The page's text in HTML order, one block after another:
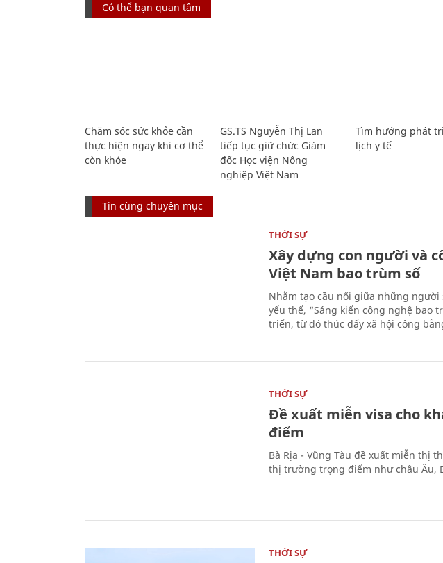
Có thể bạn quan tâm
Chăm sóc sức khỏe cần
thực hiện ngay khi cơ thể
còn khỏe
GS.TS Nguyễn Thị Lan
tiếp tục giữ chức Giám
đốc Học viện Nông
nghiệp Việt Nam
Tìm hướng phát
lịch y tế
Tin cùng chuyên mục
THỜI SỰ
Xây dựng con người và
Việt Nam bao trùm số
Nhằm tạo cầu nối giữa những người
yếu thế, “Sáng kiến công nghệ bao
triển, từ đó thúc đẩy xã hội công
THỜI SỰ
Đề xuất miễn visa cho
điểm
Bà Rịa - Vũng Tàu đề xuất miễn thị
thị trường trọng điểm như châu Âu,
THỜI SỰ